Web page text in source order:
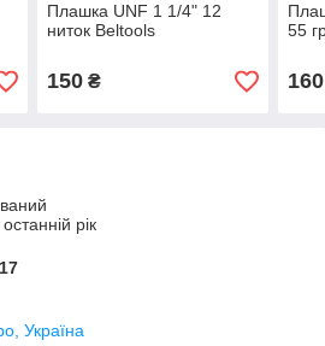
Плашка UNF 1 1/4" 12
ниток Beltools
150₴
55
160
рік
Україна